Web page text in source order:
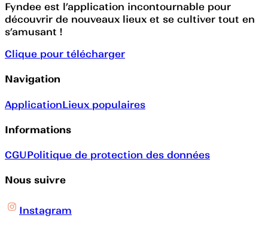
Fyndee est l’application incontournable pour
découvrir de nouveaux lieux et se cultiver tout en
s’amusant !
Clique pour télécharger
Navigation
ApplicationLieux populaires
Informations
CGUPolitique de protection des données
Nous suivre
Instagram